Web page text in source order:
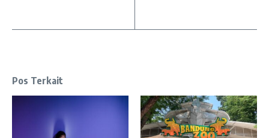
Pos Terkait